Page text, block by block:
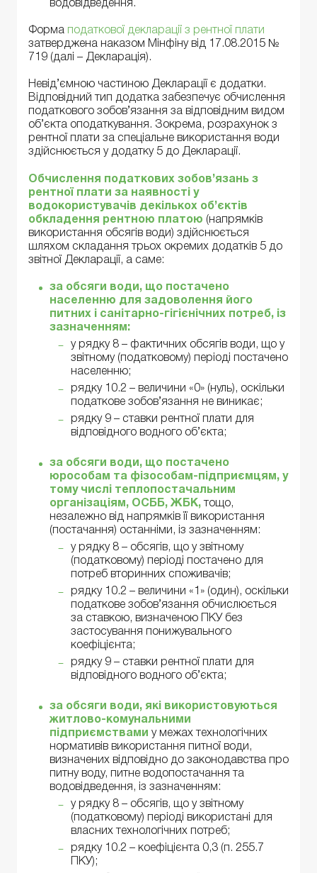
водовідведення.
Форма податкової декларації з рентної плати
затверджена наказом Мінфіну від 17.08.2015 №
719 (далі – Декларація).
Невід’ємною частиною Декларації є додатки.
Відповідний тип додатка забезпечує обчислення
податкового зобов’язання за відповідним видом
об’єкта оподаткування. Зокрема, розрахунок з
рентної плати за спеціальне використання води
здійснюється у додатку 5 до Декларації.
Обчислення податкових зобов’язань з
рентної плати за наявності у
водокористувачів декількох об’єктів
обкладення рентною платою (напрямків
використання обсягів води) здійснюється
шляхом складання трьох окремих додатків 5 до
звітної Декларації, а саме:
за обсяги води, що постачено
населенню для задоволення його
питних і санітарно-гігієнічних потреб, із
зазначенням:
у рядку 8 – фактичних обсягів води, що у
звітному (податковому) періоді постачено
населенню;
рядку 10.2 – величини «0» (нуль), оскільки
податкове зобов’язання не виникає;
рядку 9 – ставки рентної плати для
відповідного водного об’єкта;
за обсяги води, що постачено
юрособам та фізособам-підприємцям, у
тому числі теплопостачальним
організаціям, ОСББ, ЖБК, тощо,
незалежно від напрямків її використання
(постачання) останніми, із зазначенням:
у рядку 8 – обсягів, що у звітному
(податковому) періоді постачено для
потреб вторинних споживачів;
рядку 10.2 – величини «1» (один), оскільки
податкове зобов’язання обчислюється
за ставкою, визначеною ПКУ без
застосування понижувального
коефіцієнта;
рядку 9 – ставки рентної плати для
відповідного водного об’єкта;
за обсяги води, які використовуються
житлово-комунальними
підприємствами у межах технологічних
нормативів використання питної води,
визначених відповідно до законодавства про
питну воду, питне водопостачання та
водовідведення, із зазначенням:
у рядку 8 – обсягів, що у звітному
(податковому) періоді використані для
власних технологічних потреб;
рядку 10.2 – коефіцієнта 0,3 (п. 255.7
ПКУ);